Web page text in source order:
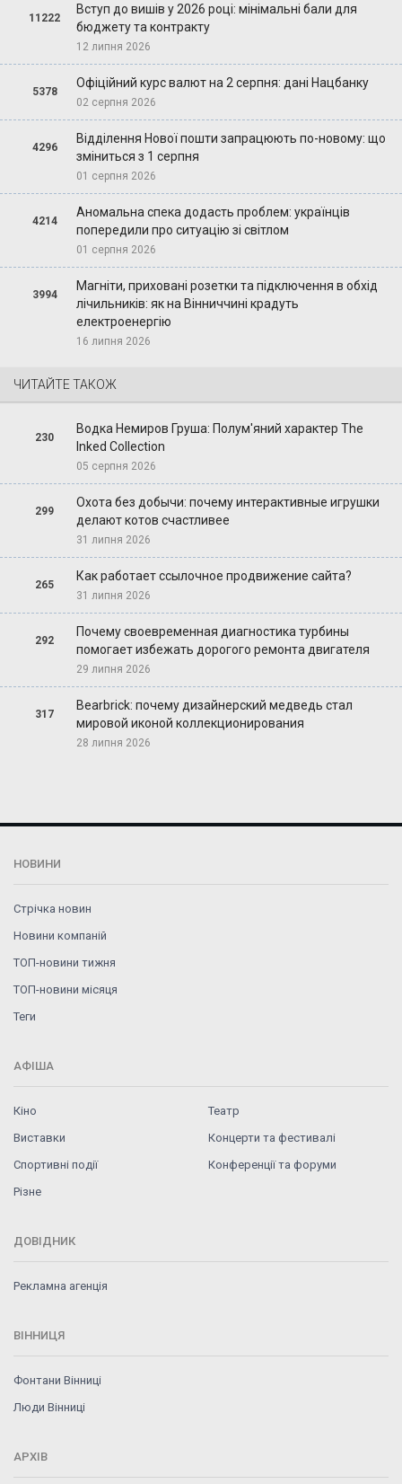
11222
Вступ до вишів у 2026 році: мінімальні бали для
бюджету та контракту
12 липня 2026
5378
Офіційний курс валют на 2 серпня: дані Нацбанку
02 серпня 2026
4296
Відділення Нової пошти запрацюють по-новому: що
зміниться з 1 серпня
01 серпня 2026
4214
Аномальна спека додасть проблем: українців
попередили про ситуацію зі світлом
01 серпня 2026
3994
Магніти, приховані розетки та підключення в обхід
лічильників: як на Вінниччині крадуть
електроенергію
16 липня 2026
ЧИТАЙТЕ ТАКОЖ
230
Водка Немиров Груша: Полум'яний характер The
Inked Collection
05 серпня 2026
299
Охота без добычи: почему интерактивные игрушки
делают котов счастливее
31 липня 2026
265
Как работает ссылочное продвижение сайта?
31 липня 2026
292
Почему своевременная диагностика турбины
помогает избежать дорогого ремонта двигателя
29 липня 2026
317
Bearbrick: почему дизайнерский медведь стал
мировой иконой коллекционирования
28 липня 2026
НОВИНИ
Стрічка новин
Новини компаній
ТОП-новини тижня
ТОП-новини місяця
Теги
АФІША
Кіно
Театр
Виставки
Концерти та фестивалі
Спортивні події
Конференції та форуми
Різне
ДОВІДНИК
Рекламна агенція
ВІННИЦЯ
Фонтани Вінниці
Люди Вінниці
АРХІВ